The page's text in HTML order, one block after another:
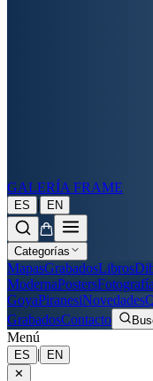
GALERÍA FRAME
ES | EN
Categorías
MapasGrabadosLibros
ModernaPosters
GoyaPiranesiNovedades
GrabadosContacto
Menú
ES |
EN
✕